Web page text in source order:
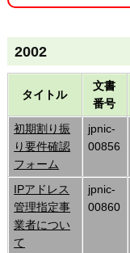
2002
タイトル
文書
番号
初期割り振
り要件確認
フォーム
jpnic-
00856
IPアドレス
管理指定事
業者につい
て
jpnic-
00860